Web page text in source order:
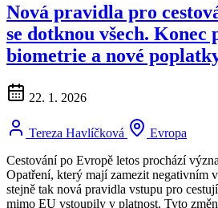
Nová pravidla pro
se dotknou všech.
biometrie a nové
22. 1. 2026
Tereza Havlíčková
Evropa
Cestování po Evropě letos prochází
Opatření, který mají zamezit negativním
stejně tak nová pravidla vstupu pro
mimo EU vstoupily v platnost. Tyto